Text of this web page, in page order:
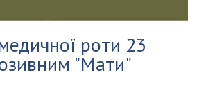
роти 23
"Мати"